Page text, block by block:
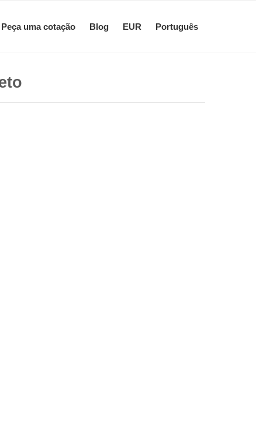
Peça uma cotação Blog EUR Português